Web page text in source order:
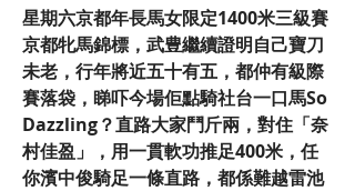
星期六京都年長馬女限定1400米三級賽
京都牝馬錦標，武豊繼續證明自己寶刀
未老，行年將近五十有五，都仲有級際
賽落袋，睇吓今場佢點騎社台一口馬So
Dazzling？直路大家鬥斤兩，對住「奈
村佳盈」，用一貫軟功推足400米，任
你濱中俊騎足一條直路，都係難越雷池